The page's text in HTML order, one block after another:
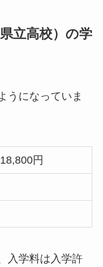
立高校）の学
うになっていま
円
入学料は入学許